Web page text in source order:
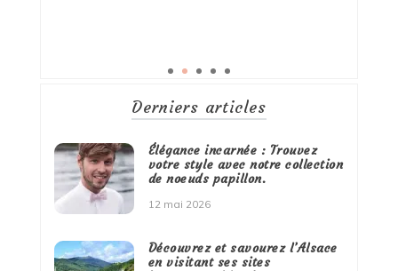
Derniers articles
Élégance incarnée : Trouvez
votre style avec notre collection
de noeuds papillon.
12 mai 2026
Découvrez et savourez l’Alsace
en visitant ses sites